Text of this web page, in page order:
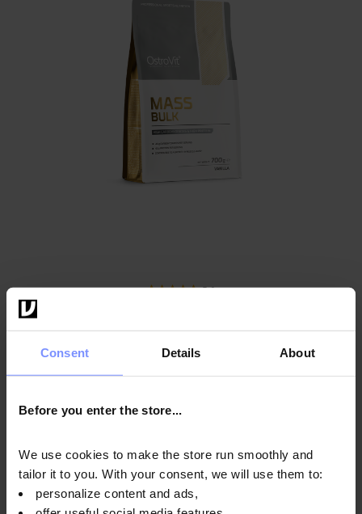
Consent Details About
Before you enter the store...
We use cookies to make the store run smoothly and
tailor it to you. With your consent, we will use them to:
personalize content and ads,
5.0
OstroVit Mass Bulk 700 g
Sabor
16,49 EUR